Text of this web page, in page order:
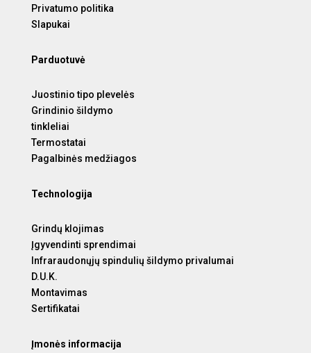
Privatumo politika
Slapukai
Parduotuvė
Juostinio tipo plevelės
Grindinio šildymo
tinkleliai
Termostatai
Pagalbinės medžiagos
Technologija
Grindų klojimas
Įgyvendinti sprendimai
Infraraudonųjų spindulių šildymo privalumai
D.U.K.
Montavimas
Sertifikatai
Įmonės informacija